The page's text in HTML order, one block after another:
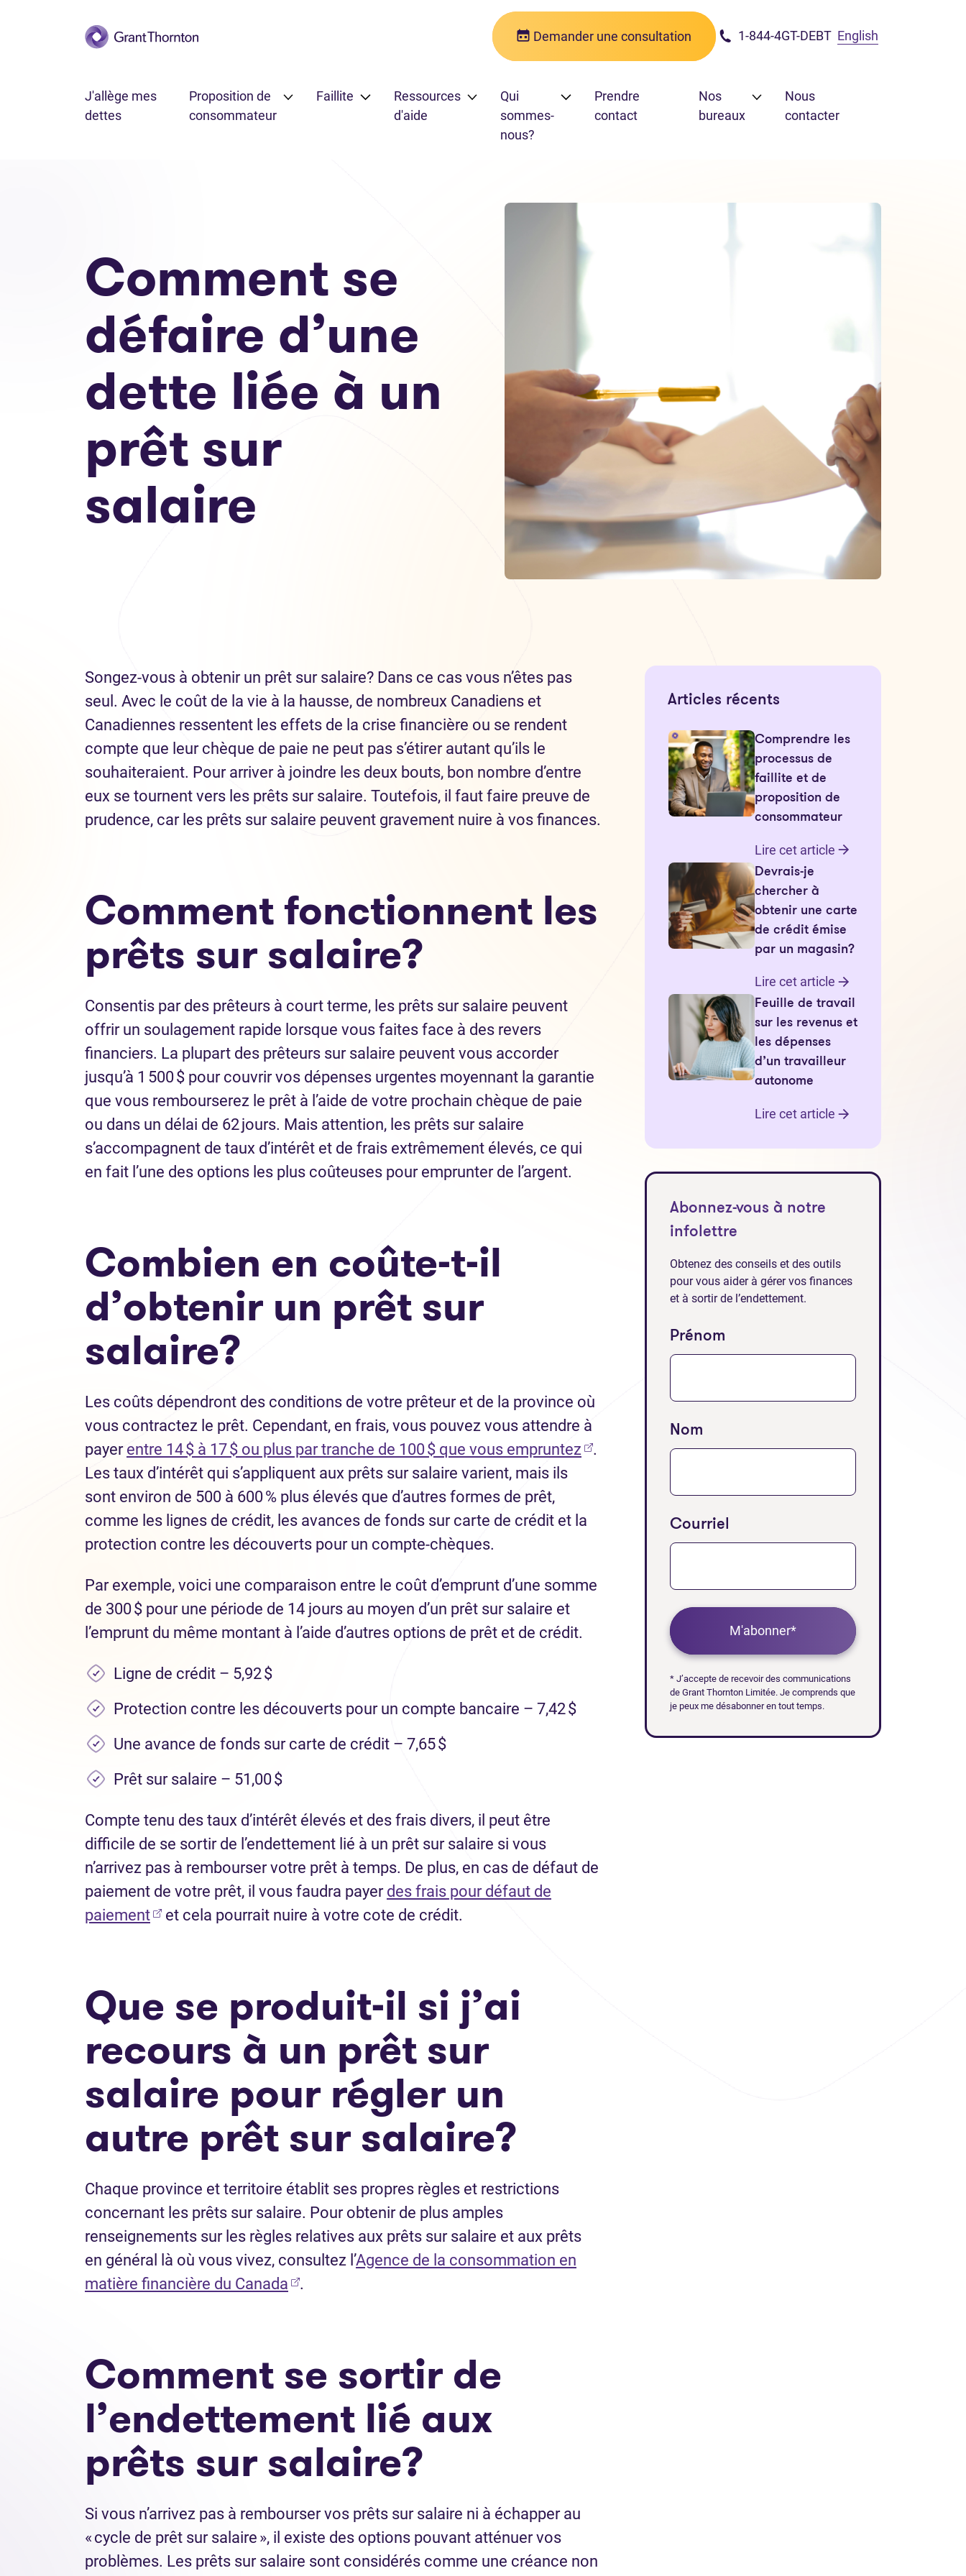
Passer au contenu principal Demander une consultation 1-844-4GT-DEBT English
J'allège mes
dettes
Proposition de
consommateur
Faillite
Ressources
d'aide
Qui
sommes-
nous?
Prendre
contact
Nos
bureaux
Nous
contacter
Comment se
défaire d’une
dette liée à un
prêt sur
salaire
Songez-vous à obtenir un prêt sur salaire? Dans ce cas vous n’êtes pas
seul. Avec le coût de la vie à la hausse, de nombreux Canadiens et
Canadiennes ressentent les effets de la crise financière ou se rendent
compte que leur chèque de paie ne peut pas s’étirer autant qu’ils le
souhaiteraient. Pour arriver à joindre les deux bouts, bon nombre d’entre
eux se tournent vers les prêts sur salaire. Toutefois, il faut faire preuve de
prudence, car les prêts sur salaire peuvent gravement nuire à vos finances.
Comment fonctionnent les
prêts sur salaire?
Consentis par des prêteurs à court terme, les prêts sur salaire peuvent
offrir un soulagement rapide lorsque vous faites face à des revers
financiers. La plupart des prêteurs sur salaire peuvent vous accorder
jusqu’à 1 500 $ pour couvrir vos dépenses urgentes moyennant la garantie
que vous rembourserez le prêt à l’aide de votre prochain chèque de paie
ou dans un délai de 62 jours. Mais attention, les prêts sur salaire
s’accompagnent de taux d’intérêt et de frais extrêmement élevés, ce qui
en fait l’une des options les plus coûteuses pour emprunter de l’argent.
Combien en coûte-t-il
d’obtenir un prêt sur
salaire?
Les coûts dépendront des conditions de votre prêteur et de la province où
vous contractez le prêt. Cependant, en frais, vous pouvez vous attendre à
payer entre 14 $ à 17 $ ou plus par tranche de 100 $ que vous empruntez(Ouvre dans un nouvel onglet)
.
Les taux d’intérêt qui s’appliquent aux prêts sur salaire varient, mais ils
sont environ de 500 à 600 % plus élevés que d’autres formes de prêt,
comme les lignes de crédit, les avances de fonds sur carte de crédit et la
protection contre les découverts pour un compte-chèques.
Par exemple, voici une comparaison entre le coût d’emprunt d’une somme
de 300 $ pour une période de 14 jours au moyen d’un prêt sur salaire et
l’emprunt du même montant à l’aide d’autres options de prêt et de crédit.
Ligne de crédit – 5,92 $
Protection contre les découverts pour un compte bancaire – 7,42 $
Une avance de fonds sur carte de crédit – 7,65 $
Prêt sur salaire – 51,00 $
Compte tenu des taux d’intérêt élevés et des frais divers, il peut être
difficile de se sortir de l’endettement lié à un prêt sur salaire si vous
n’arrivez pas à rembourser votre prêt à temps. De plus, en cas de défaut de
paiement de votre prêt, il vous faudra payer des frais pour défaut de
paiement(Ouvre dans un nouvel onglet)
et cela pourrait nuire à votre cote de crédit.
Que se produit-il si j’ai
recours à un prêt sur
salaire pour régler un
autre prêt sur salaire?
Chaque province et territoire établit ses propres règles et restrictions
concernant les prêts sur salaire. Pour obtenir de plus amples
renseignements sur les règles relatives aux prêts sur salaire et aux prêts
en général là où vous vivez, consultez l’Agence de la consommation en
matière financière du Canada (Ouvre dans un nouvel onglet)
.
Comment se sortir de
l’endettement lié aux
prêts sur salaire?
Si vous n’arrivez pas à rembourser vos prêts sur salaire ni à échapper au
« cycle de prêt sur salaire », il existe des options pouvant atténuer vos
problèmes. Les prêts sur salaire sont considérés comme une créance non
Articles récents
Comprendre les
processus de
faillite et de
proposition de
consommateur
Lire cet article
Devrais-je
chercher à
obtenir une carte
de crédit émise
par un magasin?
Lire cet article
Feuille de travail
sur les revenus et
les dépenses
d’un travailleur
autonome
Lire cet article
Abonnez-vous à notre
infolettre
Obtenez des conseils et des outils
pour vous aider à gérer vos finances
et à sortir de l’endettement.
Prénom
Nom
Courriel
M'abonner*
* J’accepte de recevoir des communications
de Grant Thornton Limitée. Je comprends que
je peux me désabonner en tout temps.